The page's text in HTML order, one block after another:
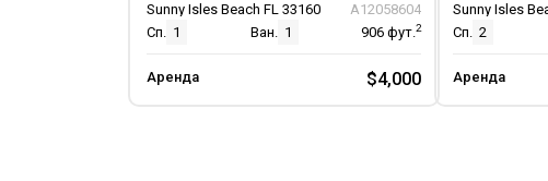
Sunny Isles Beach FL 33160
A12058604
Сп. 1 Ван. 1 906 фут.2
Аренда $4,000
Sunny Isles
Сп. 2
Аренда